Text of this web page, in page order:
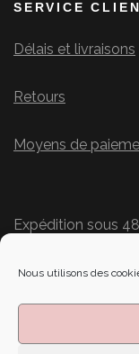
Nous utilisons des
SERVICE
Délais et livraisons
Retours
Moyens de
Expédition sous
SUIVEZ-NOUS